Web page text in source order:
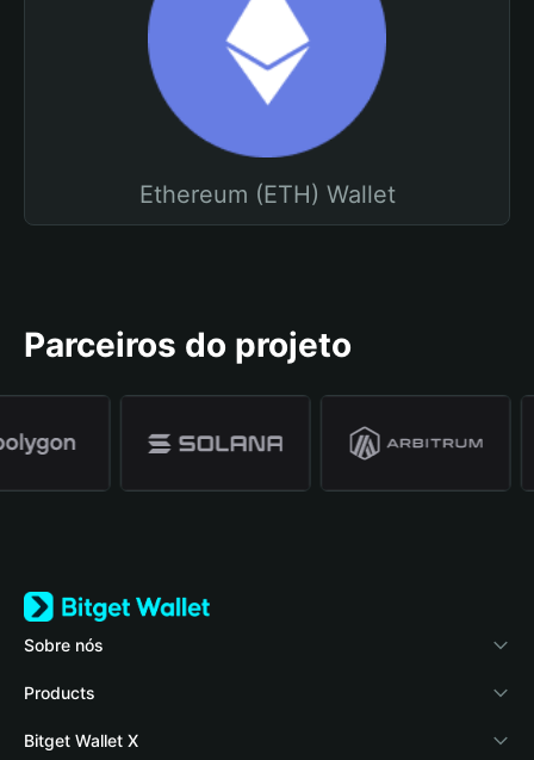
Ethereum (ETH) Wallet
Parceiros do projeto
Sobre nós
Bitget Wallet
Blog
Products
Crypto Card
Bitget Wallet X